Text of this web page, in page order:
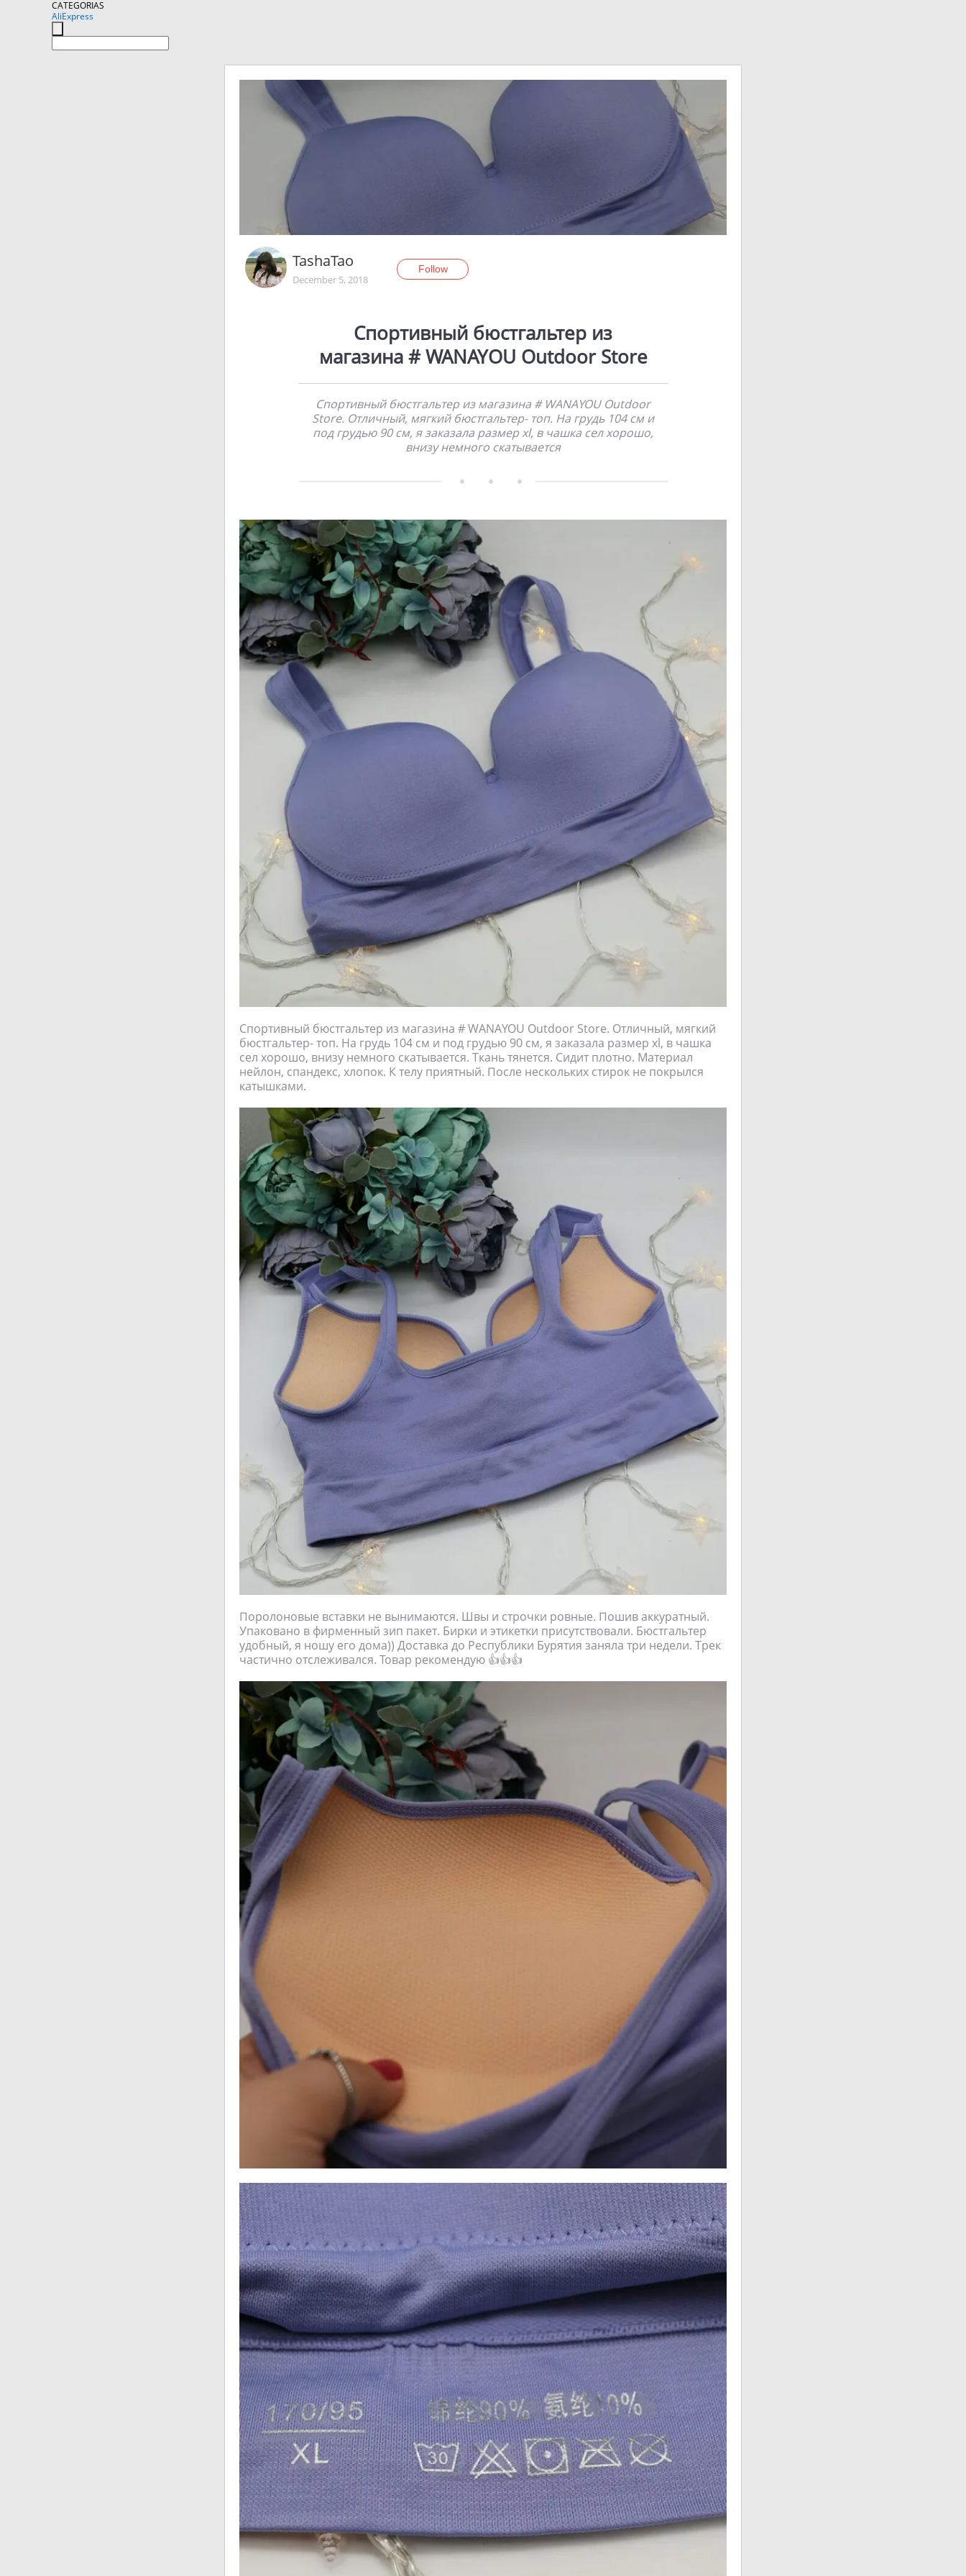
CATEGORIAS
AliExpress
TashaTao
December 5, 2018
Follow
Спортивный бюстгальтер из
магазина # WANAYOU Outdoor Store
Спортивный бюстгальтер из магазина # WANAYOU Outdoor
Store. Отличный, мягкий бюстгальтер- топ. На грудь 104 см и
под грудью 90 см, я заказала размер xl, в чашка сел хорошо,
внизу немного скатывается
Спортивный бюстгальтер из магазина # WANAYOU Outdoor Store. Отличный, мягкий
бюстгальтер- топ. На грудь 104 см и под грудью 90 см, я заказала размер xl, в чашка
сел хорошо, внизу немного скатывается. Ткань тянется. Сидит плотно. Материал
нейлон, спандекс, хлопок. К телу приятный. После нескольких стирок не покрылся
катышками.
Поролоновые вставки не вынимаются. Швы и строчки ровные. Пошив аккуратный.
Упаковано в фирменный зип пакет. Бирки и этикетки присутствовали. Бюстгальтер
удобный, я ношу его дома)) Доставка до Республики Бурятия заняла три недели. Трек
частично отслеживался. Товар рекомендую 👍👍👍